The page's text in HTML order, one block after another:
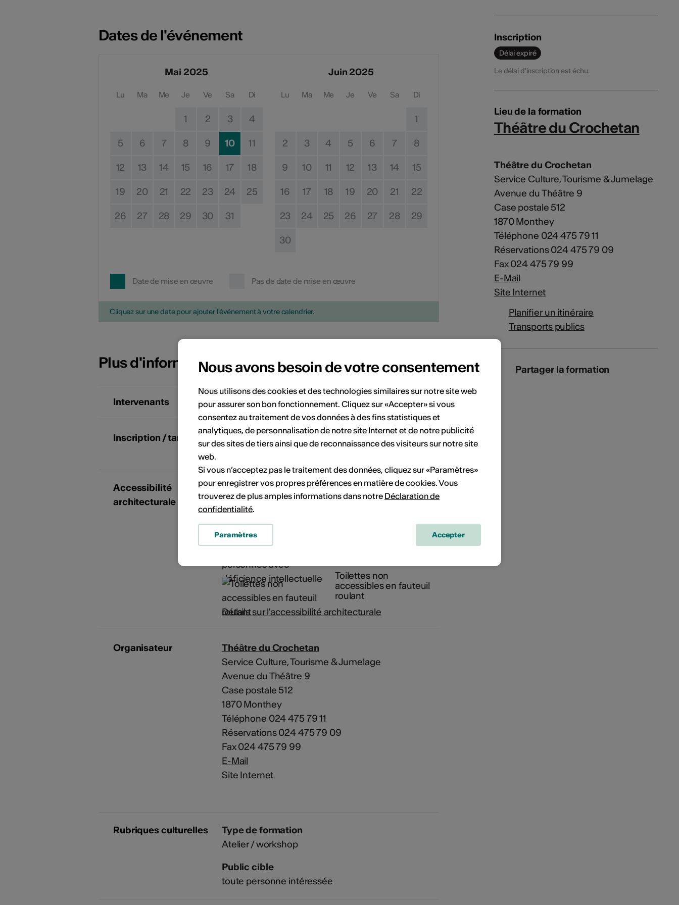
Dates de l'événement
Mai 2025
Lu Ma Me Je Ve Sa Di
1 2 3 4
5 6 7 8 9 10 11
12 13 14 15 16 17 18
19 20 21 22 23 24 25
26 27 28 29 30 31
Juin 2025
Lu Ma Me Je Ve Sa Di
1
2 3 4 5 6 7 8
9 10 11 12 13 14 15
16 17 18 19 20 21 22
23 24 25 26 27 28 29
30
Date de mise en œuvre Pas de date de mise en œuvre
Cliquez sur une date pour ajouter l'événement à votre calendrier.
Plus d'informations
Intervenants Rafaële Giovanola
Inscription / tarifs
Tarifs
La participation est gratuite.
Accessibilité
architecturale
Partiellement accessible
en fauteuil roulant
Aménagements pour
Toilettes non
accessibles en fauteuil
roulant
Détails sur l'accessibilité architecturale
Organisateur
Théâtre du Crochetan
Service Culture, Tourisme & Jumelage
Avenue du Théâtre 9
Case postale 512
1870 Monthey
Téléphone 024 475 79 11
Réservations 024 475 79 09
Fax 024 475 79 99
E-Mail
Site Internet
Rubriques culturelles
Type de formation
Atelier / workshop
Public cible
toute personne intéressée
Inscription
Délai expiré
Le délai d'inscription est échu.
Lieu de la formation
Théâtre du Crochetan
Théâtre du Crochetan
Service Culture, Tourisme & Jumelage
Avenue du Théâtre 9
Case postale 512
1870 Monthey
Téléphone 024 475 79 11
Réservations 024 475 79 09
Fax 024 475 79 99
E-Mail
Site Internet
Planifier un itinéraire
Transports publics
Partager la formation
Nous avons besoin de votre consentement
Nous utilisons des cookies et des technologies similaires sur notre site web
pour assurer son bon fonctionnement. Cliquez sur «Accepter» si vous
consentez au traitement de vos données à des fins statistiques et
analytiques, de personnalisation de notre site Internet et de notre publicité
sur des sites de tiers ainsi que de reconnaissance des visiteurs sur notre site
web.
Si vous n’acceptez pas le traitement des données, cliquez sur «Paramètres»
pour enregistrer vos propres préférences en matière de cookies. Vous
trouverez de plus amples informations dans notre Déclaration de
confidentialité.
Paramètres Accepter